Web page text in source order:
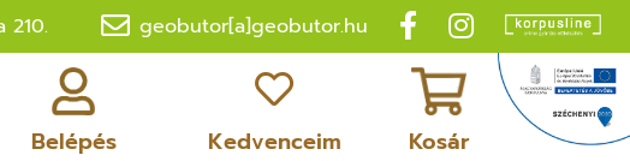
210. geobutor[a]geobutor.hu
Belépés Kedvenceim Kosár